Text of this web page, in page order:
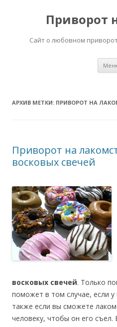
Приворот
Сайт о любовном
АРХИВ МЕТКИ: ПРИВОРОТ НА
Приворот на
восковых свечей
восковых свечей. Только
поможет в том случае, если у
также если вы сможете
человеку, чтобы он его